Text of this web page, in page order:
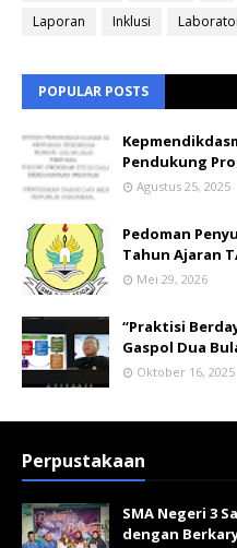
Laporan
Inklusi
POPULAR POSTS
Pendukung
Agustus 25, 2025
Pedoman
Tahun Ajaran
Mei 29, 2026
“Praktisi
Gaspol Dua
Oktober 16, 2025
Perpustakaan
SMA Negeri 3
dengan